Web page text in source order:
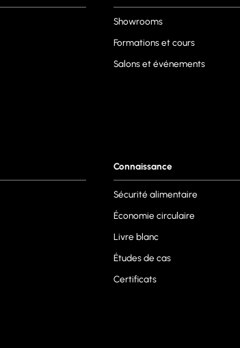
Showrooms
Formations et cours
Salons et événements
Connaissance
Sécurité alimentaire
Économie circulaire
Livre blanc
Études de cas
Certificats